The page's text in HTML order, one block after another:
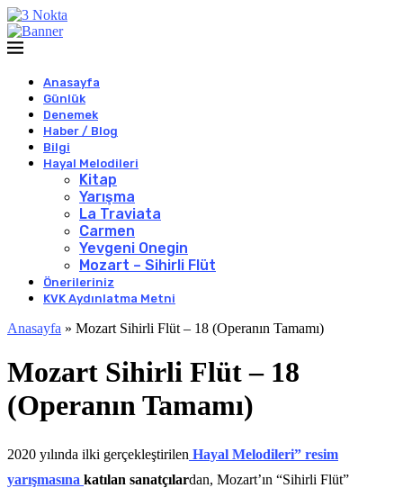
Anasayfa
Günlük
Denemek
Haber / Blog
Bilgi
Hayal Melodileri
Kitap
Yarışma
La Traviata
Carmen
Yevgeni Onegin
Mozart – Sihirli Flüt
Önerileriniz
KVK Aydınlatma Metni
Anasayfa » Mozart Sihirli Flüt – 18 (Operanın Tamamı)
Mozart Sihirli Flüt – 18
(Operanın Tamamı)
2020 yılında ilki gerçekleştirilen Hayal Melodileri” resim
yarışmasına katılan sanatçılardan, Mozart’ın “Sihirli Flüt”